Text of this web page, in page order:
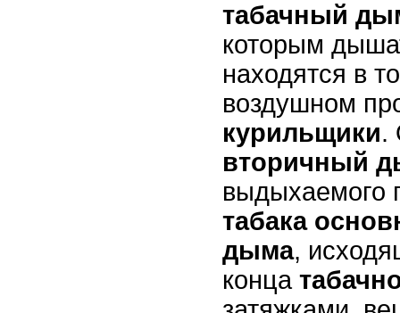
табачный
которым
находятся в
воздушном
курильщики.
вторичный
выдыхаемого
табака
дыма,
конца